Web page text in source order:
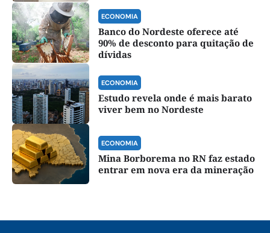
ECONOMIA
Banco do Nordeste oferece até
90% de desconto para quitação de
dívidas
ECONOMIA
Estudo revela onde é mais barato
viver bem no Nordeste
ECONOMIA
Mina Borborema no RN faz estado
entrar em nova era da mineração